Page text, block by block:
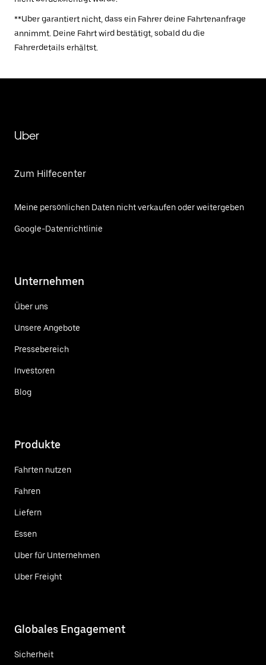
**Uber garantiert nicht, dass ein Fahrer deine Fahrtenanfrage
annimmt. Deine Fahrt wird bestätigt, sobald du die
Fahrerdetails erhältst.
Uber
Zum Hilfecenter
Meine persönlichen Daten nicht verkaufen oder weitergeben
Google-Datenrichtlinie
Unternehmen
Über uns
Unsere Angebote
Pressebereich
Investoren
Blog
Produkte
Fahrten nutzen
Fahren
Liefern
Essen
Uber für Unternehmen
Uber Freight
Globales Engagement
Sicherheit